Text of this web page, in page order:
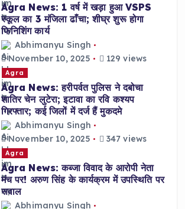
Agra News: 1 वर्ष में खड़ा हुआ VSPS
स्कूल का 3 मंजिला ढाँचा; शीघ्र शुरू होगा
फिनिशिंग कार्य
Abhimanyu Singh
November 10, 2025
129 views
Agra
Agra News: हरीपर्वत पुलिस ने दबोचा
शातिर चेन लुटेरा; इटावा का रवि कश्यप
गिरफ्तार; कई जिलों में दर्ज हैं मुकदमे
Abhimanyu Singh
November 10, 2025
347 views
Agra
Agra News: कब्जा विवाद के आरोपी नेता
मंच पर! अरुण सिंह के कार्यक्रम में उपस्थिति पर
सवाल
Abhimanyu Singh